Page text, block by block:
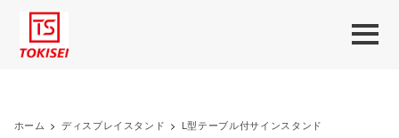
ホーム > ディスプレイスタンド > L型テーブル付サインスタンド